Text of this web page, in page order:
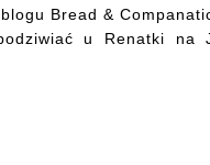
Bread &
u Renatki na